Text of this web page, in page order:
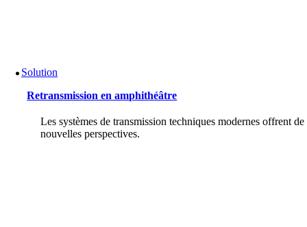
Solution
Retransmission en amphithéâtre
Les systèmes de transmission techniques modernes offrent de
nouvelles perspectives.